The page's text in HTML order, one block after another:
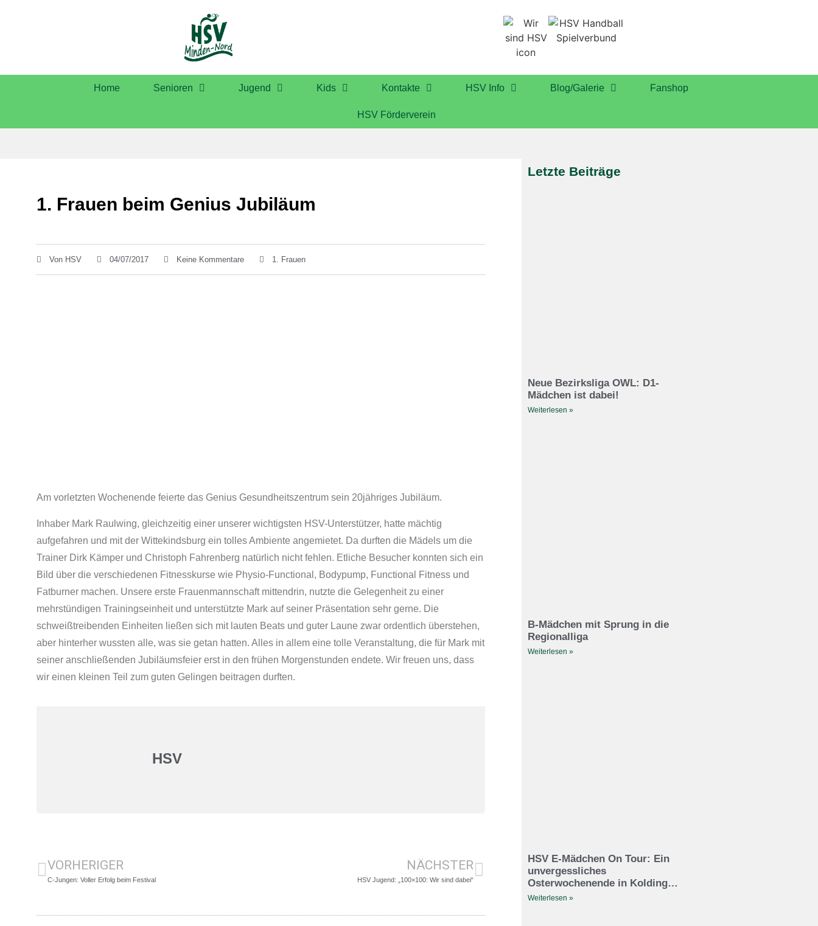
Home Senioren Jugend Kids Kontakte HSV Info Blog/Galerie Fanshop
HSV Förderverein
1. Frauen beim Genius Jubiläum
Von HSV 04/07/2017 Keine Kommentare 1. Frauen
Am vorletzten Wochenende feierte das Genius Gesundheitszentrum sein 20jähriges Jubiläum.
Inhaber Mark Raulwing, gleichzeitig einer unserer wichtigsten HSV-Unterstützer, hatte mächtig
aufgefahren und mit der Wittekindsburg ein tolles Ambiente angemietet. Da durften die Mädels um die
Trainer Dirk Kämper und Christoph Fahrenberg natürlich nicht fehlen. Etliche Besucher konnten sich ein
Bild über die verschiedenen Fitnesskurse wie Physio-Functional, Bodypump, Functional Fitness und
Fatburner machen. Unsere erste Frauenmannschaft mittendrin, nutzte die Gelegenheit zu einer
mehrstündigen Trainingseinheit und unterstützte Mark auf seiner Präsentation sehr gerne. Die
schweißtreibenden Einheiten ließen sich mit lauten Beats und guter Laune zwar ordentlich überstehen,
aber hinterher wussten alle, was sie getan hatten. Alles in allem eine tolle Veranstaltung, die für Mark mit
seiner anschließenden Jubiläumsfeier erst in den frühen Morgenstunden endete. Wir freuen uns, dass
wir einen kleinen Teil zum guten Gelingen beitragen durften.
HSV
VORHERIGER
C-Jungen: Voller Erfolg beim Festival
NÄCHSTER
HSV Jugend: „100×100: Wir sind dabei“
Letzte Beiträge
Neue Bezirksliga OWL: D1-
Mädchen ist dabei!
Weiterlesen »
B-Mädchen mit Sprung in die
Regionalliga
Weiterlesen »
HSV E-Mädchen On Tour: Ein
unvergessliches
Osterwochenende in Kolding…
Weiterlesen »